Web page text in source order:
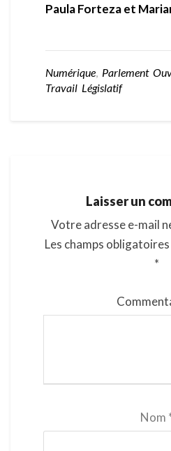
Paula Forteza et
Numérique, Parlement
Travail Législatif
Laisser un
Votre adresse e-mail
Les champs
*
Nom